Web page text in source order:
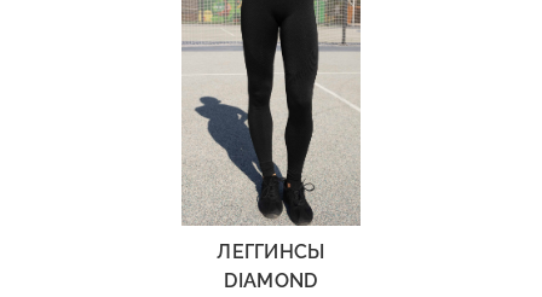
ЛЕГГИНСЫ
DIAMOND